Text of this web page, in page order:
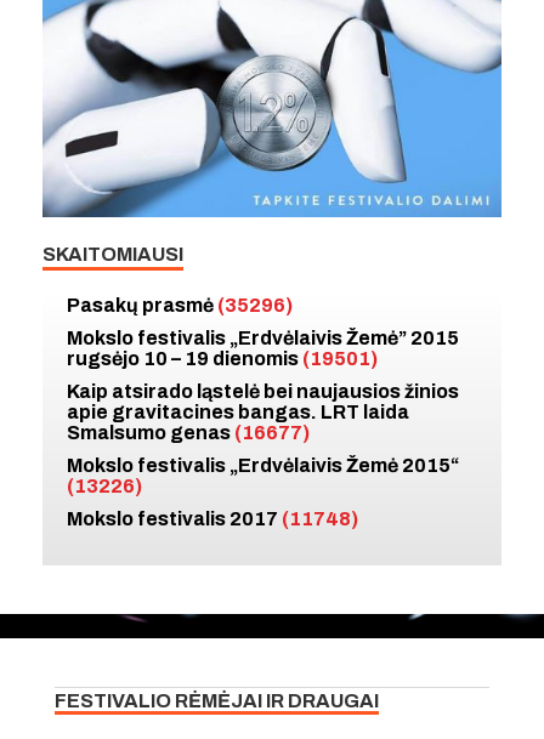
SKAITOMIAUSI
Pasakų prasmė (35296)
Mokslo festivalis „Erdvėlaivis Žemė” 2015
rugsėjo 10 – 19 dienomis (19501)
Kaip atsirado ląstelė bei naujausios žinios
apie gravitacines bangas. LRT laida
Smalsumo genas (16677)
Mokslo festivalis „Erdvėlaivis Žemė 2015“
(13226)
Mokslo festivalis 2017 (11748)
FESTIVALIO RĖMĖJAI IR DRAUGAI